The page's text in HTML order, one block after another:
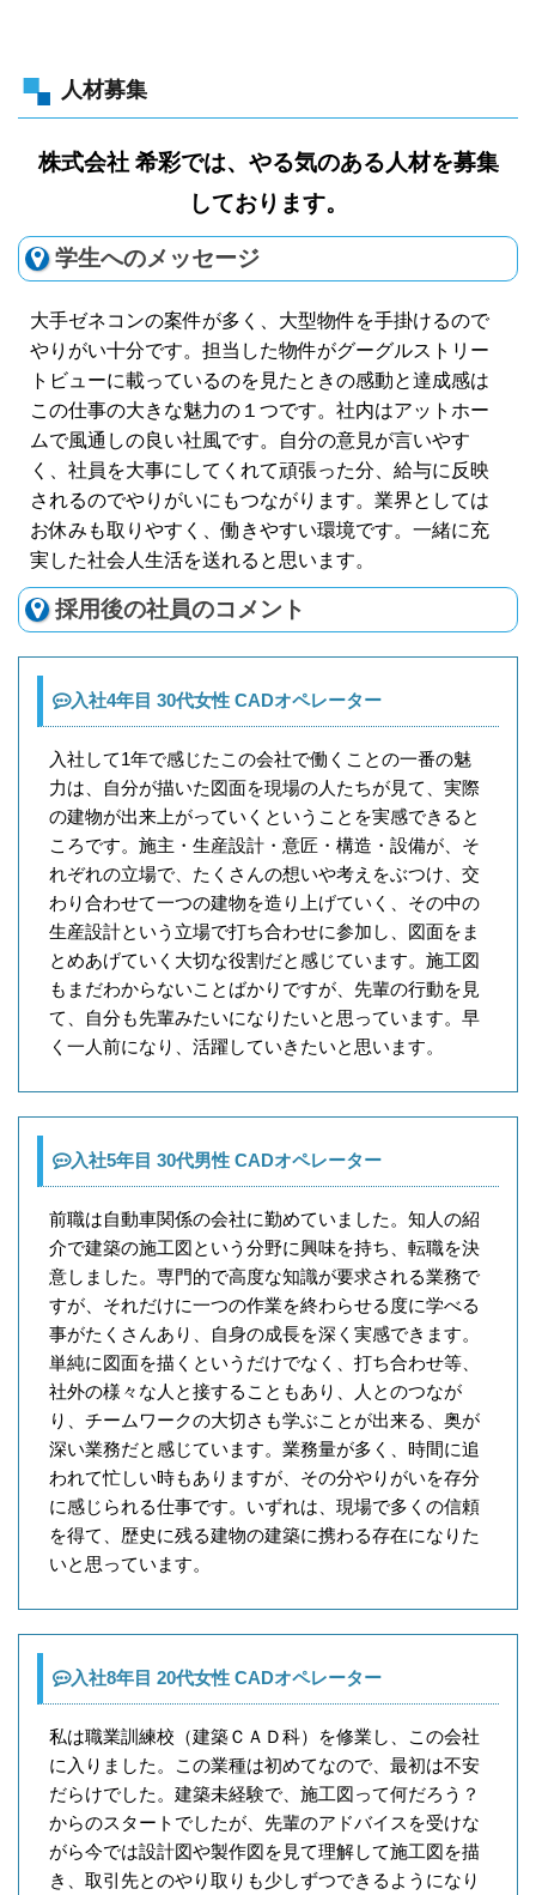
人材募集
株式会社 希彩では、やる気のある人材を募集
しております。
学生へのメッセージ
大手ゼネコンの案件が多く、大型物件を手掛けるので
やりがい十分です。担当した物件がグーグルストリー
トビューに載っているのを見たときの感動と達成感は
この仕事の大きな魅力の１つです。社内はアットホー
ムで風通しの良い社風です。自分の意見が言いやす
く、社員を大事にしてくれて頑張った分、給与に反映
されるのでやりがいにもつながります。業界としては
お休みも取りやすく、働きやすい環境です。一緒に充
実した社会人生活を送れると思います。
採用後の社員のコメント
入社4年目 30代女性 CADオペレーター
入社して1年で感じたこの会社で働くことの一番の魅
力は、自分が描いた図面を現場の人たちが見て、実際
の建物が出来上がっていくということを実感できると
ころです。施主・生産設計・意匠・構造・設備が、そ
れぞれの立場で、たくさんの想いや考えをぶつけ、交
わり合わせて一つの建物を造り上げていく、その中の
生産設計という立場で打ち合わせに参加し、図面をま
とめあげていく大切な役割だと感じています。施工図
もまだわからないことばかりですが、先輩の行動を見
て、自分も先輩みたいになりたいと思っています。早
く一人前になり、活躍していきたいと思います。
入社5年目 30代男性 CADオペレーター
前職は自動車関係の会社に勤めていました。知人の紹
介で建築の施工図という分野に興味を持ち、転職を決
意しました。専門的で高度な知識が要求される業務で
すが、それだけに一つの作業を終わらせる度に学べる
事がたくさんあり、自身の成長を深く実感できます。
単純に図面を描くというだけでなく、打ち合わせ等、
社外の様々な人と接することもあり、人とのつなが
り、チームワークの大切さも学ぶことが出来る、奥が
深い業務だと感じています。業務量が多く、時間に追
われて忙しい時もありますが、その分やりがいを存分
に感じられる仕事です。いずれは、現場で多くの信頼
を得て、歴史に残る建物の建築に携わる存在になりた
いと思っています。
入社8年目 20代女性 CADオペレーター
私は職業訓練校（建築ＣＡＤ科）を修業し、この会社
に入りました。この業種は初めてなので、最初は不安
だらけでした。建築未経験で、施工図って何だろう？
からのスタートでしたが、先輩のアドバイスを受けな
がら今では設計図や製作図を見て理解して施工図を描
き、取引先とのやり取りも少しずつできるようになり